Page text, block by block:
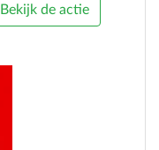
Bekijk de actie